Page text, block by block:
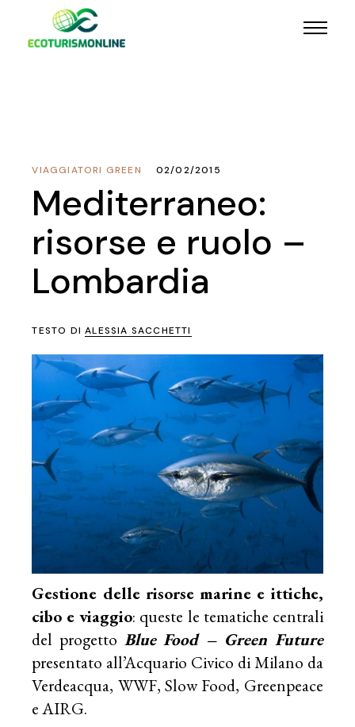
VIAGGIATORI GREEN 02/02/2015
Mediterraneo:
risorse e ruolo –
Lombardia
TESTO DIALESSIA SACCHETTI
Gestione delle risorse marine e ittiche,
cibo e viaggio: queste le tematiche centrali
del progetto Blue Food – Green Future
presentato all’Acquario Civico di Milano da
Verdeacqua, WWF, Slow Food, Greenpeace
e AIRG.